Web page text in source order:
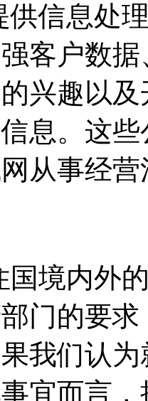
供信息处
客户数
兴趣以
息。这
从事经
国境内外
门的要
我们认
宜而言